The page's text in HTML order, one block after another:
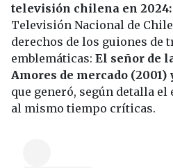
televisión chilena en
Televisión Nacional de
derechos de los guiones de
emblemáticas: El señor de
Amores de mercado
que generó, según detalla
al mismo tiempo críticas.